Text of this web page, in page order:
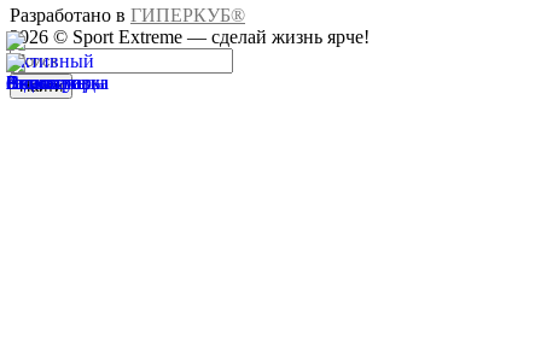
Разработано в ГИПЕРКУБ®
2026 © Sport Extreme — сделай жизнь ярче!
Найти